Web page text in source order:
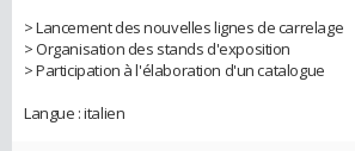
> Lancement des nouvelles lignes de carrelage
> Organisation des stands d'exposition
> Participation à l'élaboration d'un catalogue
Langue : italien